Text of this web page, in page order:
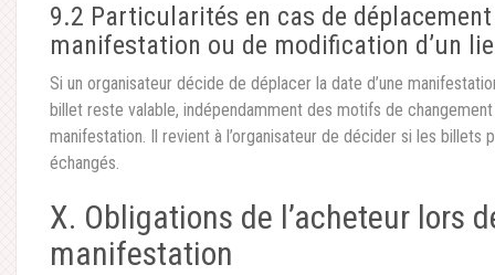
9.2 Particularités en cas de déplacement
manifestation ou de modification d’un
Si un organisateur décide de déplacer la date d’une
billet reste valable, indépendamment des motifs de
manifestation. Il revient à l’organisateur de décider si les billets
échangés.
X. Obligations de l’acheteur lors
manifestation